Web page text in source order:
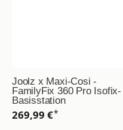
Joolz x Maxi-Cosi -
FamilyFix 360 Pro Isofix-
Basisstation
269,99 €*